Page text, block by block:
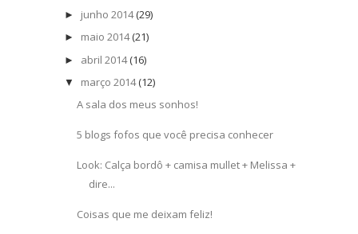
► junho 2014 (29)
► maio 2014 (21)
► abril 2014 (16)
▼ março 2014 (12)
A sala dos meus sonhos!
5 blogs fofos que você precisa conhecer
Look: Calça bordô + camisa mullet + Melissa +
dire...
Coisas que me deixam feliz!